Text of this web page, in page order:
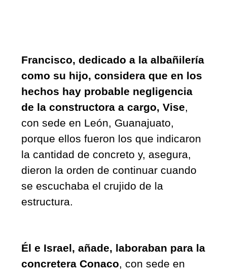
Francisco, dedicado a la albañilería
como su hijo, considera que en los
hechos hay probable negligencia
de la constructora a cargo, Vise,
con sede en León, Guanajuato,
porque ellos fueron los que indicaron
la cantidad de concreto y, asegura,
dieron la orden de continuar cuando
se escuchaba el crujido de la
estructura.
Él e Israel, añade, laboraban para la
concretera Conaco, con sede en